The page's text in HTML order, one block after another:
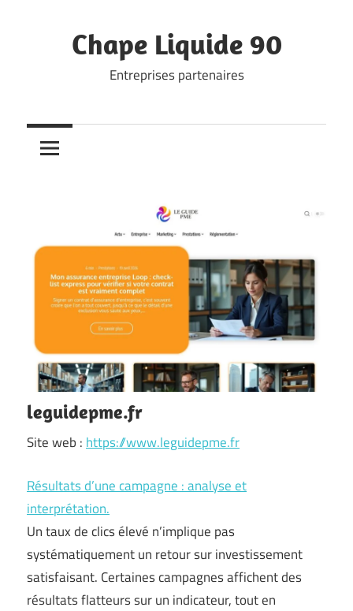
Chape Liquide 90
Entreprises partenaires
leguidepme.fr
Site web : https://www.leguidepme.fr
Résultats d’une campagne : analyse et
interprétation.
Un taux de clics élevé n’implique pas
systématiquement un retour sur investissement
satisfaisant. Certaines campagnes affichent des
résultats flatteurs sur un indicateur, tout en